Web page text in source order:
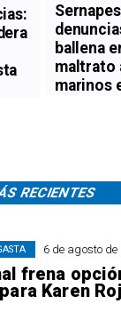
ballena
maltrato
marinos
6 de agosto de
frena
Karen
RECIENTES